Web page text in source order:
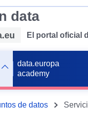
data
El portal oficial
data.europa
academy
de datos